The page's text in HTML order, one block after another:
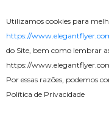
Gratuito
Cartão de
Utilizamos cookies para
https://
do Site, bem como lembrar
https://
Por essas razões, podemos
Política de Privacidade